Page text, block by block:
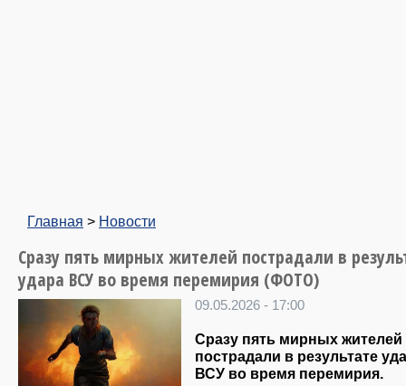
Главная > Новости
Сразу пять мирных жителей пострадали в
удара ВСУ во время перемирия (ФОТО)
09.05.2026 - 17:00
Сразу пять мирных жителей
пострадали в результате
ВСУ во время перемирия.